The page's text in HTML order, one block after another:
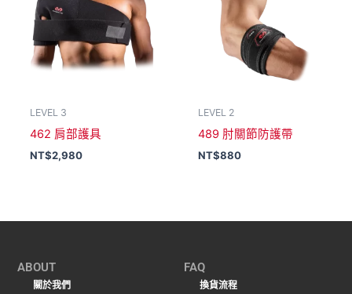
LEVEL 3
462 肩部護具
NT$2,980
LEVEL 2
489 肘關節防護帶
NT$880
ABOUT
關於我們
FAQ
換貨流程